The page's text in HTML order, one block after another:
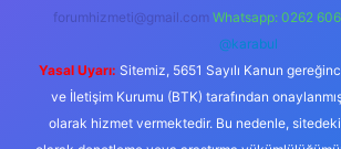
forumhizmeti@gmail.com Whatsapp: 0262
@karabul
Yasal Uyarı: Sitemiz, 5651 Sayılı Kanun
ve İletişim Kurumu (BTK) tarafından
olarak hizmet vermektedir. Bu nedenle,